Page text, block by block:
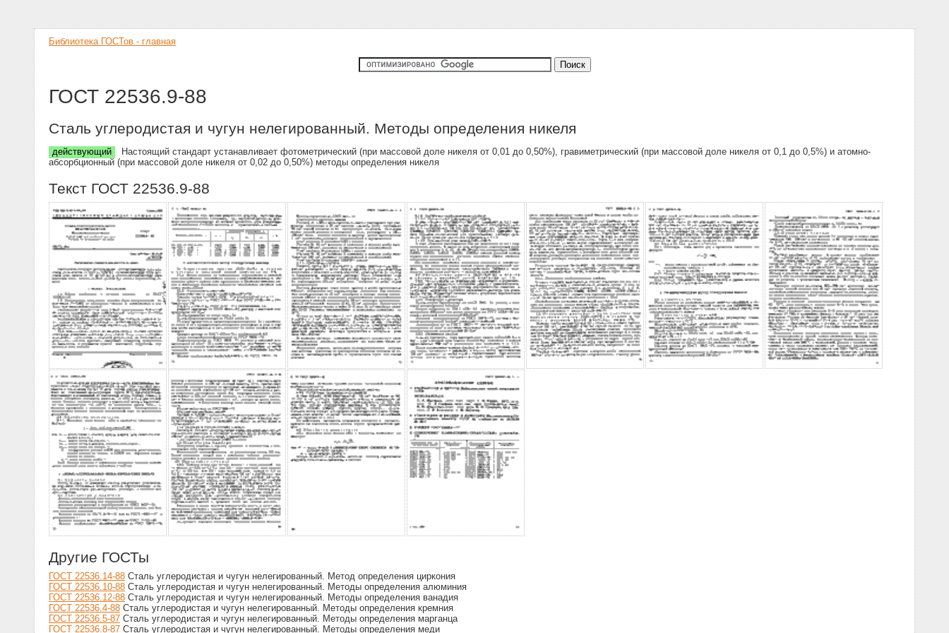
Библиотека ГОСТов - главная
ГОСТ 22536.9-88
Сталь углеродистая и чугун нелегированный. Методы определения никеля
действующий
Настоящий стандарт устанавливает фотометрический (при массовой доле никеля от 0,01 до 0,50%), гравиметрический (при массовой доле никеля от 0,1 до 0,5%) и атомно-
абсорбционный (при массовой доле никеля от 0,02 до 0,50%) методы определения никеля
Текст ГОСТ 22536.9-88
Другие ГОСТы
ГОСТ 22536.14-88 Сталь углеродистая и чугун нелегированный. Метод определения циркония
ГОСТ 22536.10-88 Сталь углеродистая и чугун нелегированный. Методы определения алюминия
ГОСТ 22536.12-88 Сталь углеродистая и чугун нелегированный. Методы определения ванадия
ГОСТ 22536.4-88 Сталь углеродистая и чугун нелегированный. Методы определения кремния
ГОСТ 22536.5-87 Сталь углеродистая и чугун нелегированный. Методы определения марганца
ГОСТ 22536.8-87 Сталь углеродистая и чугун нелегированный. Методы определения меди